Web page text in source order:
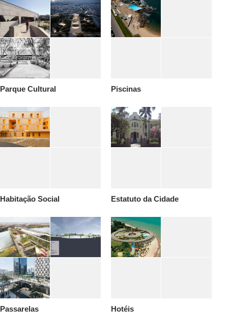
Parque Cultural Piscinas
Habitação Social Estatuto da Cidade
Passarelas Hotéis